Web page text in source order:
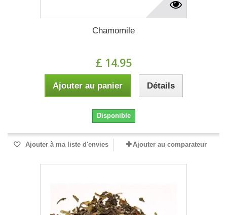
Chamomile
£ 14.95
Ajouter au panier Détails
Disponible
Ajouter à ma liste d'envies Ajouter au comparateur